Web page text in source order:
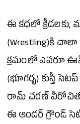
ఈ కథలో క్రీడలకు,
(Wrestling)కి
క్రమంలో ఎవరూ
(భూగర్భ) కుస్తీ
రామ్ చరణ్
ఈ అండర్ గ్రౌండ్